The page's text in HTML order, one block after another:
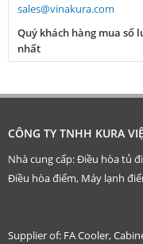
sales@vinakura.com
Quý khách hàng mua số
nhất
CÔNG TY TNHH KURA
Nhà cung cấp: Điều hòa tủ
Điều hòa điểm, Máy lạnh
Supplier of: FA Cooler,